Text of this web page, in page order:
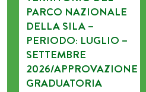
PARCO NAZIONALE
DELLA SILA –
PERIODO: LUGLIO –
SETTEMBRE
2026/APPROVAZIONE
GRADUATORIA